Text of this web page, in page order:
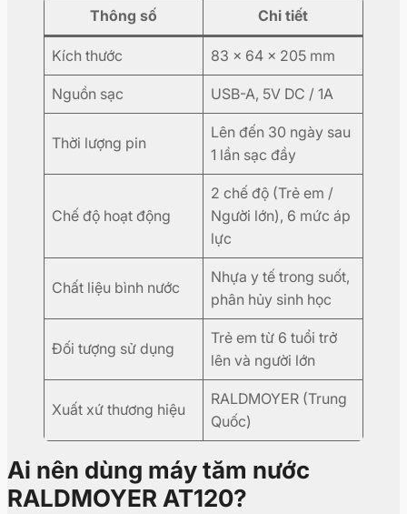
Thông số Chi tiết
Kích thước 83 × 64 × 205 mm
Nguồn sạc USB-A, 5V DC / 1A
Thời lượng pin
Lên đến 30 ngày sau
1 lần sạc đầy
Chế độ hoạt động
2 chế độ (Trẻ em /
Người lớn), 6 mức áp
lực
Chất liệu bình nước
Nhựa y tế trong suốt,
phân hủy sinh học
Đối tượng sử dụng
Trẻ em từ 6 tuổi trở
lên và người lớn
Xuất xứ thương hiệu
RALDMOYER (Trung
Quốc)
Ai nên dùng máy tăm nước
RALDMOYER AT120?